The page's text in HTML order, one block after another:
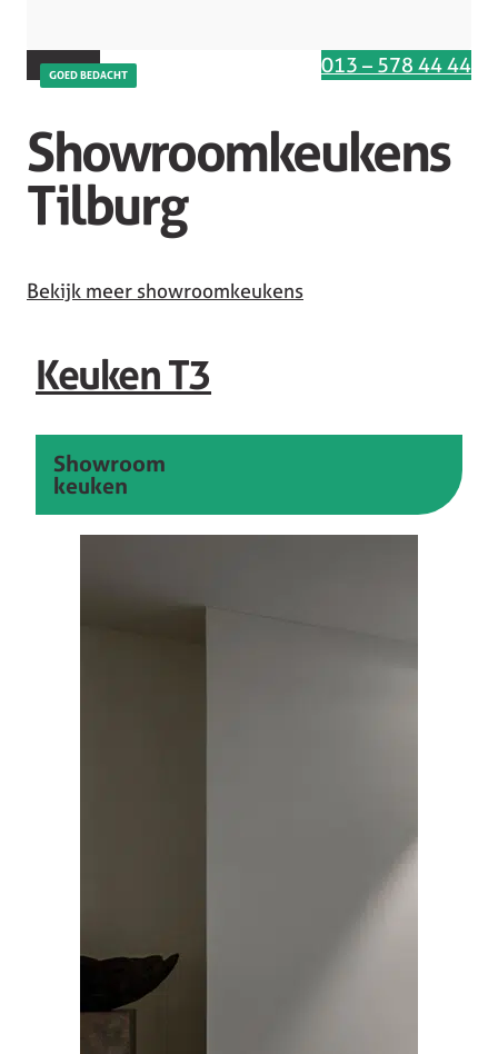
GOED BEDACHTInteresse in deze keuken 013 – 578 44 44
Showroomkeukens
Tilburg
Bekijk meer showroomkeukens
Keuken T3
Showroom
keuken